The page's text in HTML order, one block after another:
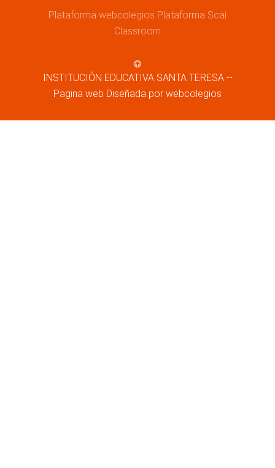
Plataforma webcolegios Plataforma Scai
Classroom
INSTITUCIÓN EDUCATIVA SANTA TERESA --
Pagina web Diseñada por webcolegios